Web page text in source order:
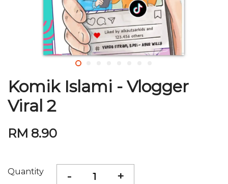
Komik Islami - Vlogger
Viral 2
RM 8.90
Quantity - +